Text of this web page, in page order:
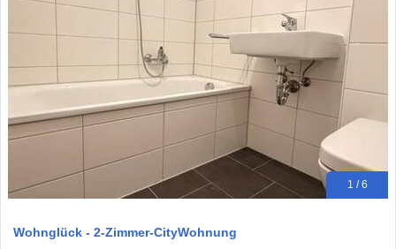
1 / 6
Wohnglück - 2-Zimmer-CityWohnung